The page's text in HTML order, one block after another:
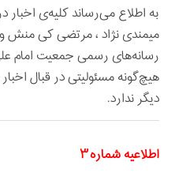
به اطلاع می‌رساند کلیه‌ی
میمندی نژاد ، مرتضی کی منش و
رسانه‌های رسمی جمعیت امام
هیچ‌گونه مسئولیتی در قبال
دیگر ندارد.
اطلاعیه شماره ۳